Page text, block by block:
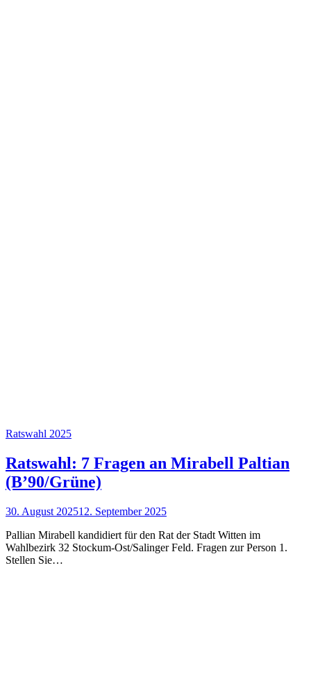
Ratswahl 2025
Ratswahl: 7 Fragen an Mirabell Paltian
(B’90/Grüne)
30. August 202512. September 2025
Pallian Mirabell kandidiert für den Rat der Stadt Witten im
Wahlbezirk 32 Stockum-Ost/Salinger Feld. Fragen zur Person 1.
Stellen Sie…